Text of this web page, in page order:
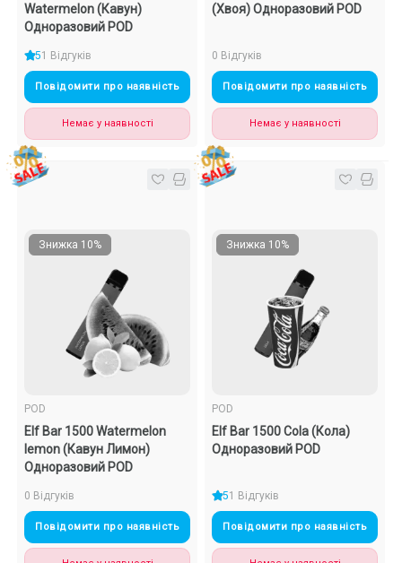
Watermelon (Кавун)
Одноразовий POD
51 Відгуків
Повідомити про наявність
Немає у наявності
(Хвоя) Одноразовий POD
0 Відгуків
Повідомити про наявність
Немає у наявності
Знижка 10%
POD
Elf Bar 1500 Watermelon
lemon (Кавун Лимон)
Одноразовий POD
0 Відгуків
Повідомити про наявність
Знижка 10%
POD
Elf Bar 1500 Cola (Кола)
Одноразовий POD
51 Відгуків
Повідомити про наявність